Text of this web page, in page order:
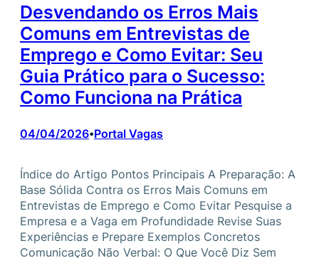
Desvendando os Erros Mais
Comuns em Entrevistas de
Emprego e Como Evitar: Seu
Guia Prático para o Sucesso:
Como Funciona na Prática
04/04/2026•Portal Vagas
Índice do Artigo Pontos Principais A Preparação: A
Base Sólida Contra os Erros Mais Comuns em
Entrevistas de Emprego e Como Evitar Pesquise a
Empresa e a Vaga em Profundidade Revise Suas
Experiências e Prepare Exemplos Concretos
Comunicação Não Verbal: O Que Você Diz Sem